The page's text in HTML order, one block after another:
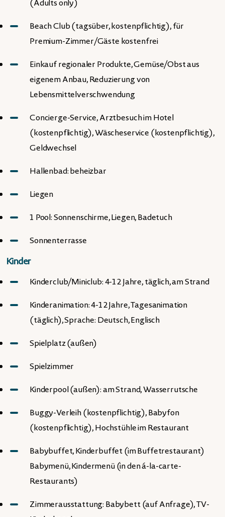
(Adults only)
Beach Club (tagsüber, kostenpflichtig), für
Premium-Zimmer/Gäste kostenfrei
Einkauf regionaler Produkte, Gemüse/Obst aus
eigenem Anbau, Reduzierung von
Lebensmittelverschwendung
Concierge-Service, Arztbesuch im Hotel
(kostenpflichtig), Wäscheservice (kostenpflichtig),
Geldwechsel
Hallenbad: beheizbar
Liegen
1 Pool: Sonnenschirme, Liegen, Badetuch
Sonnenterrasse
Kinder
Kinderclub/Miniclub: 4-12 Jahre, täglich, am Strand
Kinderanimation: 4-12 Jahre, Tagesanimation
(täglich), Sprache: Deutsch, Englisch
Spielplatz (außen)
Spielzimmer
Kinderpool (außen): am Strand, Wasserrutsche
Buggy-Verleih (kostenpflichtig), Babyfon
(kostenpflichtig), Hochstühle im Restaurant
Babybuffet, Kinderbuffet (im Buffetrestaurant)
Babymenü, Kindermenü (in den á-la-carte-
Restaurants)
Zimmerausstattung: Babybett (auf Anfrage), TV-